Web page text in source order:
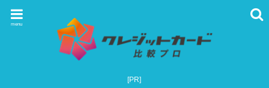
menu